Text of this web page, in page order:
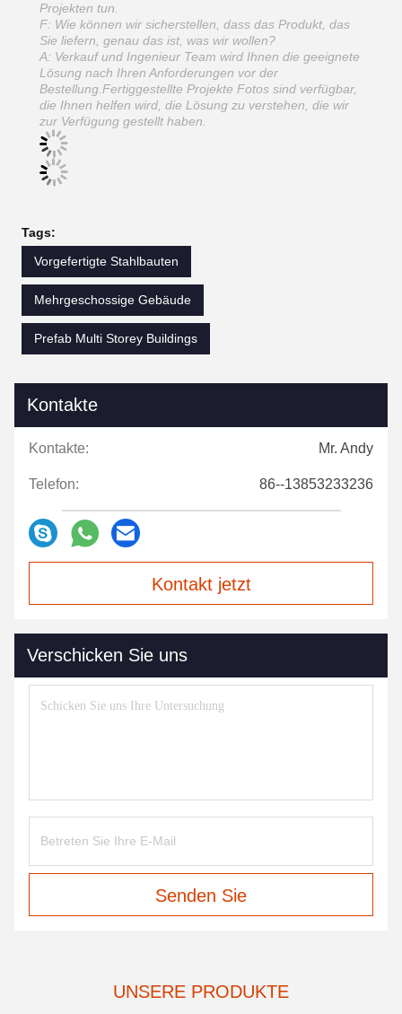
Projekten tun.
F: Wie können wir sicherstellen, dass das Produkt, das
Sie liefern, genau das ist, was wir wollen?
A: Verkauf und Ingenieur Team wird Ihnen die geeignete
Lösung nach Ihren Anforderungen vor der
Bestellung.Fertiggestellte Projekte Fotos sind verfügbar,
die Ihnen helfen wird, die Lösung zu verstehen, die wir
zur Verfügung gestellt haben.
Tags:
Vorgefertigte Stahlbauten
Mehrgeschossige Gebäude
Prefab Multi Storey Buildings
Kontakte
Kontakte: Mr. Andy
Telefon: 86--13853233236
Kontakt jetzt
Verschicken Sie uns
Senden Sie
UNSERE PRODUKTE